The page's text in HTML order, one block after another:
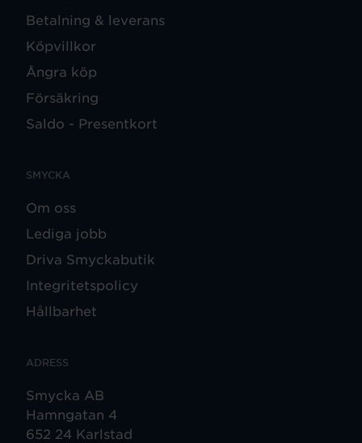
Betalning & leverans
Köpvillkor
Ångra köp
Försäkring
Saldo - Presentkort
SMYCKA
Om oss
Lediga jobb
Driva Smyckabutik
Integritetspolicy
Hållbarhet
ADRESS
Smycka AB
Hamngatan 4
652 24 Karlstad